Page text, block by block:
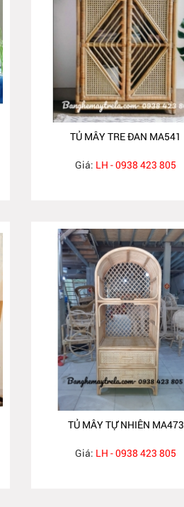
TỦ MÂY TRE ĐAN MA541
Giá: LH - 0938 423 805
TỦ MÂY TỰ NHIÊN MA473
Giá: LH - 0938 423 805